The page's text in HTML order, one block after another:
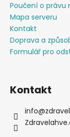
Poučení o právu
Mapa serveru
Kontakt
Doprava a
Formulář pro
Kontakt
info@